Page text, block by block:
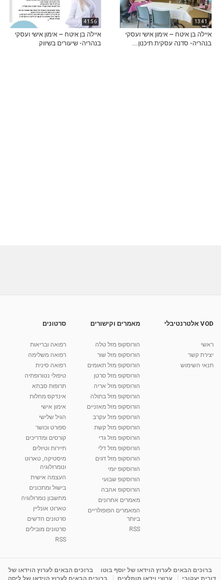
13:41
איילה בן איטח – אימון אישי ועסקי
בנהריה- סדנה עסקית תיכנון...
41:56
איילה בן איטח – אימון אישי ועסקי
בנהריה- שיעורים בשיווק
VOD אלטרנטיבלי
ראשי
יצירת קשר
תנאי השימוש
מאמרים וקישורים
הורוסקופ מזל טלה
הורוסקופ מזל שור
הורוסקופ מזל תאומים
הורוסקופ מזל סרטן
הורוסקופ מזל אריה
הורוסקופ מזל בתולה
הורוסקופ מזל מאזניים
הורוסקופ מזל עקרב
הורוסקופ מזל קשת
הורוסקופ מזל גדי
הורוסקופ מזל דלי
הורוסקופ מזל דגים
הורוסקופ יומי
הורוסקופ שבועי
הורוסקופ אהבה
מאמרים אחרונים
המאמרים הפופולריים
ביותר
RSS
סרטונים
רפואה ובריאות
רפואה משלימה
רפואה סינית
טיפולי נטורופתיה
תרופות סבתא
אינדקס מחלות
אימון אישי
הגיל שלישי
ספורט וכושר
קורסים ומדריכים
תיירות וטיולים
מיסטיקה, טארוט
ונומרולוגיה
העצמה אישית
בישול ומתכונים
מחשבון נומרולוגיה
טארוט אונליין
סרטונים חדשים
סרטונים מובילים
RSS
ברוכים הבאים לערוץ הוידאו של יוסף בוטו
ברוכים הבאים לערוץ הוידאו של